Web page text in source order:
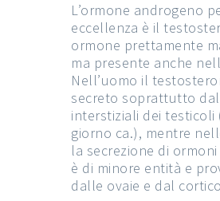
L’ormone androgeno
eccellenza è il
ormone prettamente
ma presente anche
Nell’uomo il
secreto soprattutto
interstiziali dei testicoli
giorno ca.), mentre
la secrezione di
è di minore entità e
dalle ovaie e dal